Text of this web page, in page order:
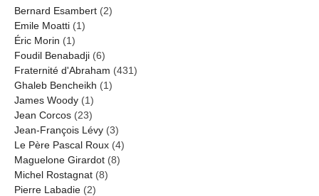
Bernard Esambert (2)
Emile Moatti (1)
Éric Morin (1)
Foudil Benabadji (6)
Fraternité d'Abraham (431)
Ghaleb Bencheikh (1)
James Woody (1)
Jean Corcos (23)
Jean-François Lévy (3)
Le Père Pascal Roux (4)
Maguelone Girardot (8)
Michel Rostagnat (8)
Pierre Labadie (2)